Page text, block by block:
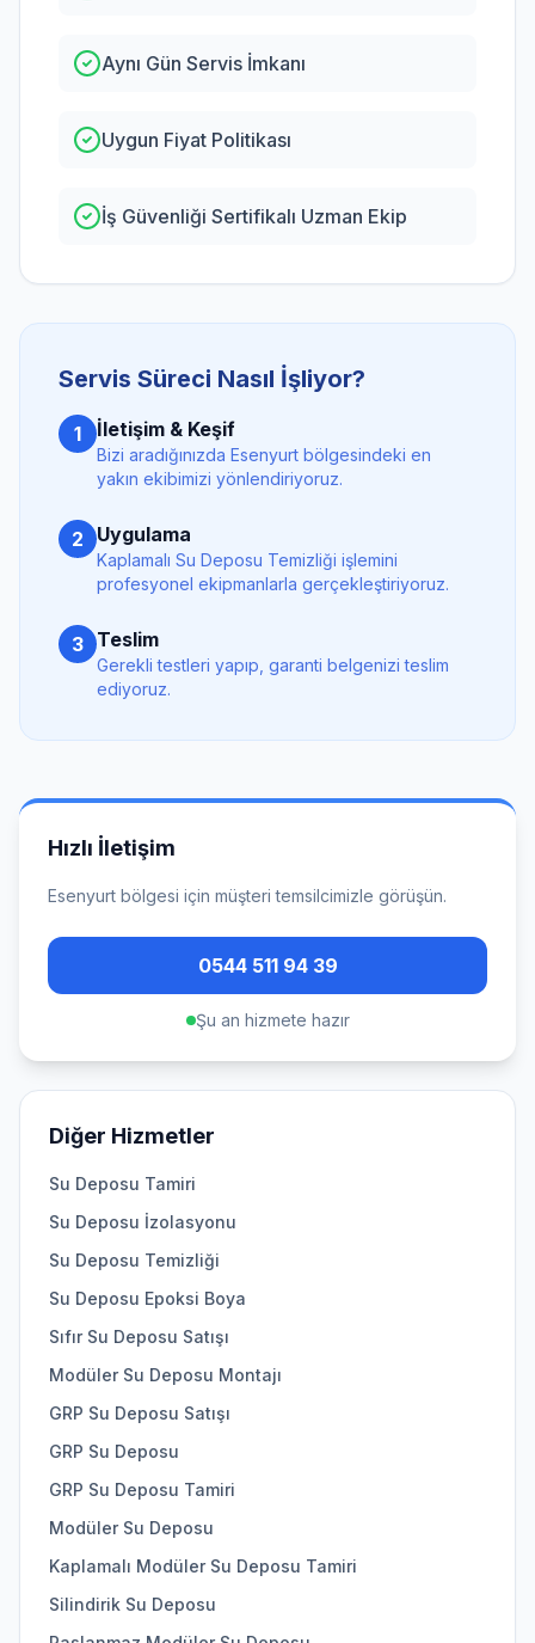
Aynı Gün Servis İmkanı
Uygun Fiyat Politikası
İş Güvenliği Sertifikalı Uzman Ekip
Servis Süreci Nasıl İşliyor?
1 İletişim & Keşif
Bizi aradığınızda Esenyurt bölgesindeki en
yakın ekibimizi yönlendiriyoruz.
2 Uygulama
Kaplamalı Su Deposu Temizliği işlemini
profesyonel ekipmanlarla gerçekleştiriyoruz.
3 Teslim
Gerekli testleri yapıp, garanti belgenizi teslim
ediyoruz.
Hızlı İletişim
Esenyurt bölgesi için müşteri temsilcimizle görüşün.
0544 511 94 39
Şu an hizmete hazır
Diğer Hizmetler
Su Deposu Tamiri
Su Deposu İzolasyonu
Su Deposu Temizliği
Su Deposu Epoksi Boya
Sıfır Su Deposu Satışı
Modüler Su Deposu Montajı
GRP Su Deposu Satışı
GRP Su Deposu
GRP Su Deposu Tamiri
Modüler Su Deposu
Kaplamalı Modüler Su Deposu Tamiri
Silindirik Su Deposu